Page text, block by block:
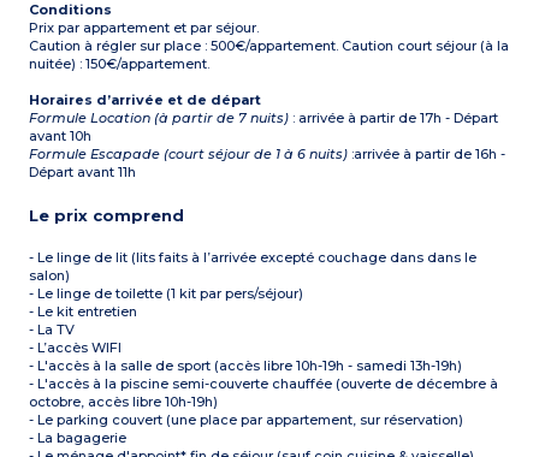
Conditions
Prix par appartement et par séjour.
Caution à régler sur place : 500€/appartement. Caution court séjour (à la
nuitée) : 150€/appartement.
Horaires d’arrivée et de départ
Formule Location (à partir de 7 nuits) : arrivée à partir de 17h - Départ
avant 10h
Formule Escapade (court séjour de 1 à 6 nuits) :arrivée à partir de 16h -
Départ avant 11h
Le prix comprend
- Le linge de lit (lits faits à l’arrivée excepté couchage dans dans le
salon)
- Le linge de toilette (1 kit par pers/séjour)
- Le kit entretien
- La TV
- L’accès WIFI
- L'accès à la salle de sport (accès libre 10h-19h - samedi 13h-19h)
- L'accès à la piscine semi-couverte chauffée (ouverte de décembre à
octobre, accès libre 10h-19h)
- Le parking couvert (une place par appartement, sur réservation)
- La bagagerie